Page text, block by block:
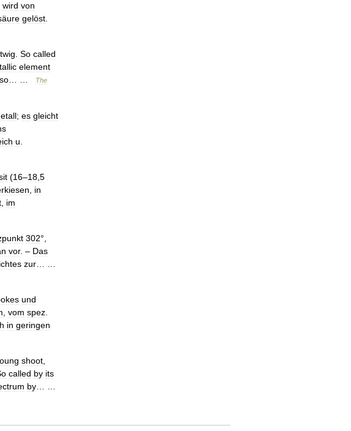
wird von
gelöst
twig So called
element
The
; es gleicht
u
(16–18 5
in
im
302°,
vor. – Das
zur
und
vom spez
in geringen
shoot
called by its
by